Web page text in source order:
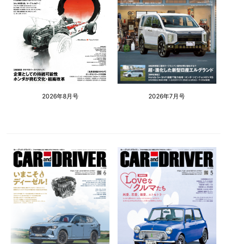
2026年8月号 2026年7月号